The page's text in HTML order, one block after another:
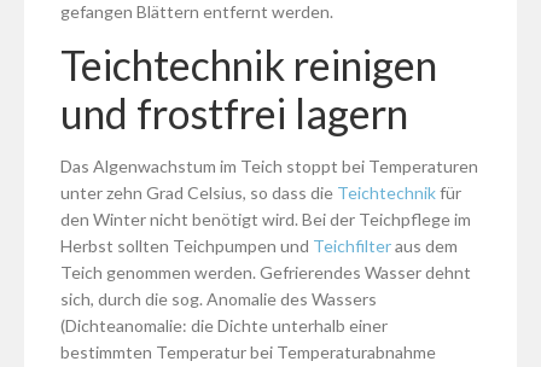
gefangen Blättern entfernt werden.
Teichtechnik reinigen
und frostfrei lagern
Das Algenwachstum im Teich stoppt bei Temperaturen
unter zehn Grad Celsius, so dass die Teichtechnikfür
den Winter nicht benötigt wird. Bei der Teichpflege im
Herbst sollten Teichpumpen und Teichfilteraus dem
Teich genommen werden. Gefrierendes Wasser dehnt
sich, durch die sog. Anomalie des Wassers
(Dichteanomalie: die Dichte unterhalb einer
bestimmten Temperatur bei Temperaturabnahme